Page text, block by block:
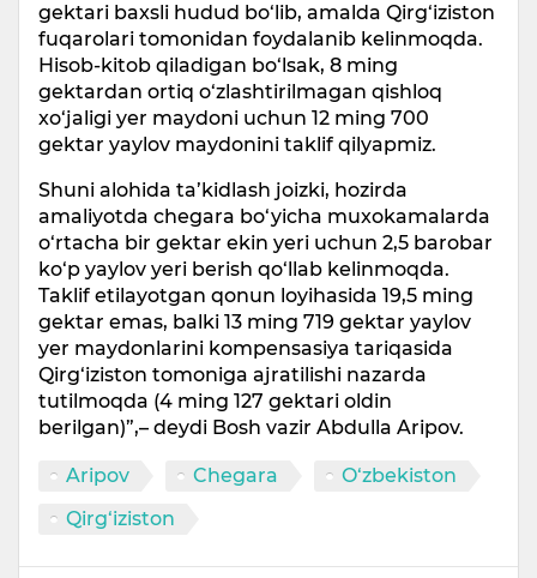
gektari baxsli hudud bo‘lib, amalda Qirg‘iziston
fuqarolari tomonidan foydalanib kelinmoqda.
Hisob-kitob qiladigan bo‘lsak, 8 ming
gektardan ortiq o‘zlashtirilmagan qishloq
xo‘jaligi yer maydoni uchun 12 ming 700
gektar yaylov maydonini taklif qilyapmiz.
Shuni alohida ta’kidlash joizki, hozirda
amaliyotda chegara bo‘yicha muxokamalarda
o‘rtacha bir gektar ekin yeri uchun 2,5 barobar
ko‘p yaylov yeri berish qo‘llab kelinmoqda.
Taklif etilayotgan qonun loyihasida 19,5 ming
gektar emas, balki 13 ming 719 gektar yaylov
yer maydonlarini kompensasiya tariqasida
Qirg‘iziston tomoniga ajratilishi nazarda
tutilmoqda (4 ming 127 gektari oldin
berilgan)”,– deydi Bosh vazir Abdulla Aripov.
Aripov Chegara
O‘zbekiston
Qirg‘iziston